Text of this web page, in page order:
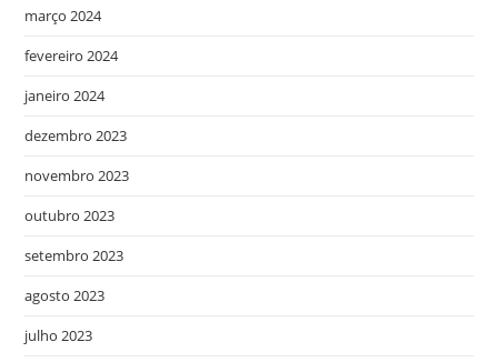
março 2024
fevereiro 2024
janeiro 2024
dezembro 2023
novembro 2023
outubro 2023
setembro 2023
agosto 2023
julho 2023